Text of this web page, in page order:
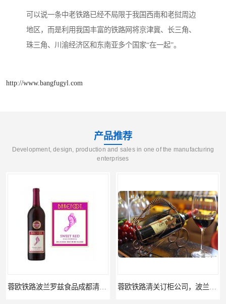
可以说一条中老铁路已经不局限于我国西南和老挝周边
地区，而是利用我国丰富的铁路网将京津冀、长三角、
珠三角、川渝经济区和东南亚多个国家“在一起”。
http://www.bangfugyl.com
产品推荐
Development, design, production and sales in one of the manufacturing
enterprises
蓉欧铁路波兰罗兹食品成都清关物流 蓉欧铁路清关订柜公司，波兰德国蓉欧铁路门到门